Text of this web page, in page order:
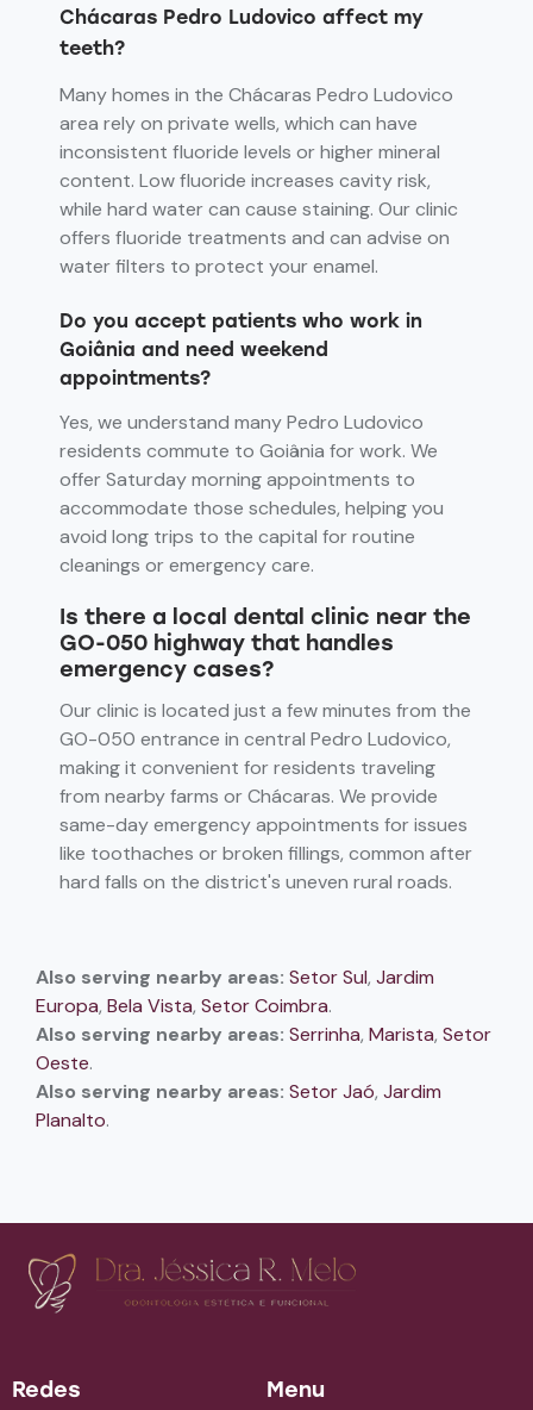
Chácaras Pedro Ludovico affect my
teeth?
Many homes in the Chácaras Pedro Ludovico
area rely on private wells, which can have
inconsistent fluoride levels or higher mineral
content. Low fluoride increases cavity risk,
while hard water can cause staining. Our clinic
offers fluoride treatments and can advise on
water filters to protect your enamel.
Do you accept patients who work in
Goiânia and need weekend
appointments?
Yes, we understand many Pedro Ludovico
residents commute to Goiânia for work. We
offer Saturday morning appointments to
accommodate those schedules, helping you
avoid long trips to the capital for routine
cleanings or emergency care.
Is there a local dental clinic near the
GO-050 highway that handles
emergency cases?
Our clinic is located just a few minutes from the
GO-050 entrance in central Pedro Ludovico,
making it convenient for residents traveling
from nearby farms or Chácaras. We provide
same-day emergency appointments for issues
like toothaches or broken fillings, common after
hard falls on the district's uneven rural roads.
Also serving nearby areas: Setor Sul, Jardim
Europa, Bela Vista, Setor Coimbra.
Also serving nearby areas: Serrinha, Marista, Setor
Oeste.
Also serving nearby areas: Setor Jaó, Jardim
Planalto.
Redes Menu